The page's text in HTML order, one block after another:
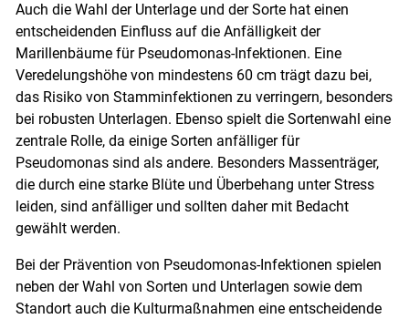
Auch die Wahl der Unterlage und der Sorte hat einen
entscheidenden Einfluss auf die Anfälligkeit der
Marillenbäume für Pseudomonas-Infektionen. Eine
Veredelungshöhe von mindestens 60 cm trägt dazu bei,
das Risiko von Stamminfektionen zu verringern, besonders
bei robusten Unterlagen. Ebenso spielt die Sortenwahl eine
zentrale Rolle, da einige Sorten anfälliger für
Pseudomonas sind als andere. Besonders Massenträger,
die durch eine starke Blüte und Überbehang unter Stress
leiden, sind anfälliger und sollten daher mit Bedacht
gewählt werden.
Bei der Prävention von Pseudomonas-Infektionen spielen
neben der Wahl von Sorten und Unterlagen sowie dem
Standort auch die Kulturmaßnahmen eine entscheidende